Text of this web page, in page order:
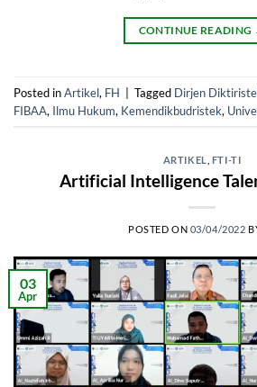
CONTINUE READING
Posted inArtikel, FH | Tagged Dirjen
FIBAA, Ilmu Hukum, Kemendikbudristek,
ARTIKEL FTI-TI
Artificial Intelligence
POSTED ON 03/04/2022
03
Apr